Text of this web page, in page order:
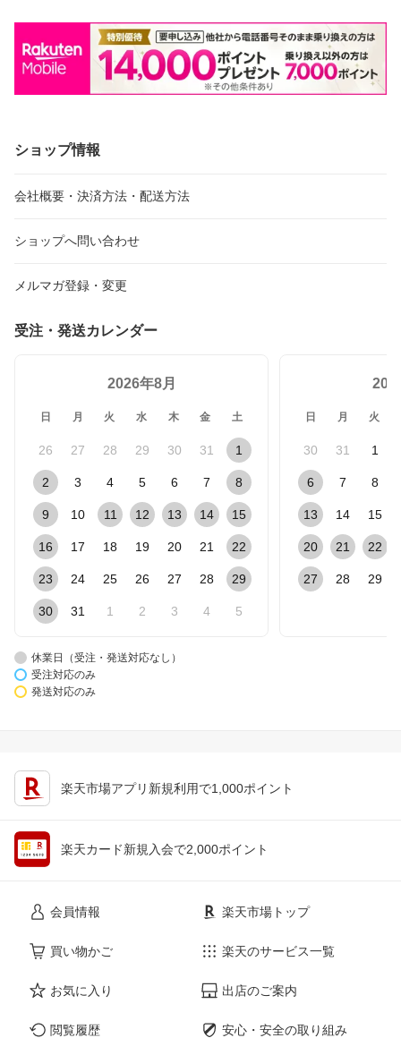
ショップ情報
会社概要・決済方法・配送方法
ショップへ問い合わせ
メルマガ登録・変更
受注・発送カレンダー
2026年8月
日 月 火 水 木 金 土
26 27 28 29 30 31 1
2 3 4 5 6 7 8
9 10 11 12 13 14 15
16 17 18 19 20 21 22
23 24 25 26 27 28 29
30 31 1 2 3 4 5
日 月 火
30 31 1
6 7 8
13 14 15
20 21 22
27 28 29
休業日（受注・発送対応なし）
受注対応のみ
発送対応のみ
楽天市場アプリ新規利用で1,000ポイント
楽天カード新規入会で2,000ポイント
会員情報
買い物かご
お気に入り
閲覧履歴
楽天市場トップ
楽天のサービス一覧
出店のご案内
安心・安全の取り組み